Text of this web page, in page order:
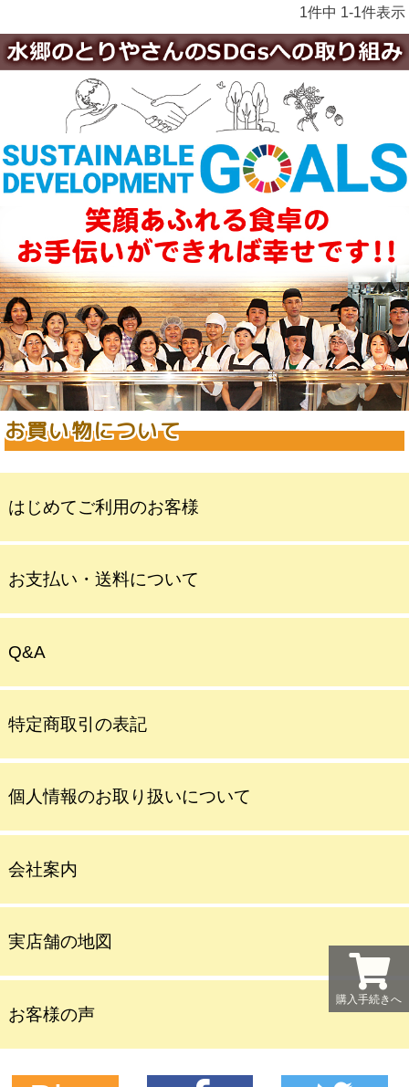
1件中 1-1件表示
お買い物について
はじめてご利用のお客様
お支払い・送料について
Q&A
特定商取引の表記
個人情報のお取り扱いについて
会社案内
実店舗の地図
お客様の声
購入手続きへ